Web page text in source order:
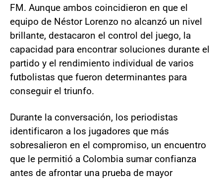
FM. Aunque ambos coincidieron en que el
equipo de Néstor Lorenzo no alcanzó un nivel
brillante, destacaron el control del juego, la
capacidad para encontrar soluciones durante el
partido y el rendimiento individual de varios
futbolistas que fueron determinantes para
conseguir el triunfo.
Durante la conversación, los periodistas
identificaron a los jugadores que más
sobresalieron en el compromiso, un encuentro
que le permitió a Colombia sumar confianza
antes de afrontar una prueba de mayor